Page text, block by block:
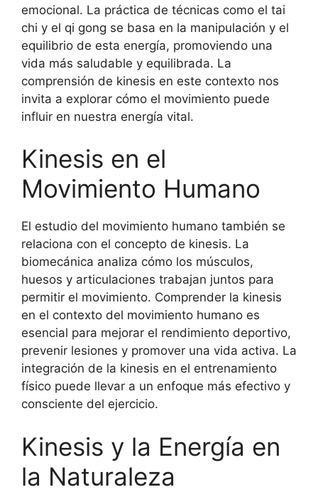
emocional. La práctica de técnicas como el tai
chi y el qi gong se basa en la manipulación y el
equilibrio de esta energía, promoviendo una
vida más saludable y equilibrada. La
comprensión de kinesis en este contexto nos
invita a explorar cómo el movimiento puede
influir en nuestra energía vital.
Kinesis en el
Movimiento Humano
El estudio del movimiento humano también se
relaciona con el concepto de kinesis. La
biomecánica analiza cómo los músculos,
huesos y articulaciones trabajan juntos para
permitir el movimiento. Comprender la kinesis
en el contexto del movimiento humano es
esencial para mejorar el rendimiento deportivo,
prevenir lesiones y promover una vida activa. La
integración de la kinesis en el entrenamiento
físico puede llevar a un enfoque más efectivo y
consciente del ejercicio.
Kinesis y la Energía en
la Naturaleza